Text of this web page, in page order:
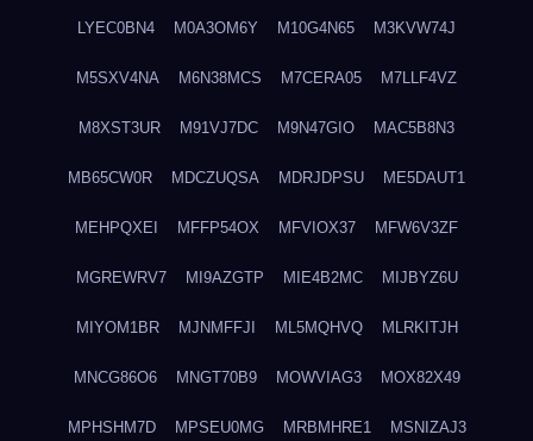
LYEC0BN4 M0A3OM6Y M10G4N65 M3KVW74J
M5SXV4NA M6N38MCS M7CERA05 M7LLF4VZ
M8XST3UR M91VJ7DC M9N47GIO MAC5B8N3
MB65CW0R MDCZUQSA MDRJDPSU ME5DAUT1
MEHPQXEI MFFP54OX MFVIOX37 MFW6V3ZF
MGREWRV7 MI9AZGTP MIE4B2MC MIJBYZ6U
MIYOM1BR MJNMFFJI ML5MQHVQ MLRKITJH
MNCG86O6 MNGT70B9 MOWVIAG3 MOX82X49
MPHSHM7D MPSEU0MG MRBMHRE1 MSNIZAJ3